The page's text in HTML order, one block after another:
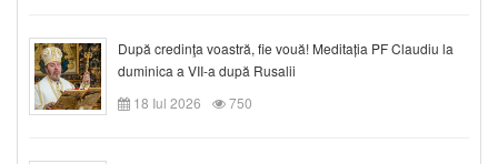
După credinţa voastră, fie vouă! Meditația PF Claudiu la
duminica a VII-a după Rusalii
18 Iul 2026
750